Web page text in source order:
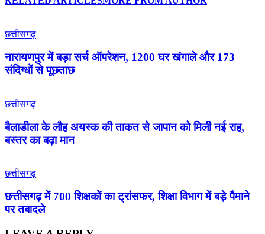
छत्तीसगढ़
नारायणपुर में बड़ा सर्च ऑपरेशन, 1200 घर खंगाले और 173
संदिग्धों से पूछताछ
छत्तीसगढ़
बैलाडीला के लौह अयस्क की ताकत से जापान को मिली नई राह,
बस्तर का बढ़ा मान
छत्तीसगढ़
छत्तीसगढ़ में 700 शिक्षकों का ट्रांसफर, शिक्षा विभाग में बड़े पैमाने
पर तबादले